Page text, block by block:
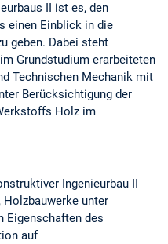
II ist es, den
einen Einblick in die
geben. Dabei steht
Grundstudium erarbeiteten
Technischen Mechanik mit
Berücksichtigung der
Holz im
Ingenieurbau II
Holzbauwerke unter
Eigenschaften des
auf